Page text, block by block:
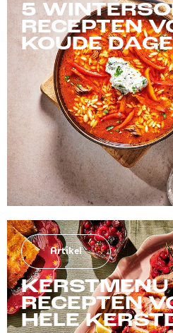
5
RECEPTEN
KOUDE
Artikel
RECEPTEN
HELE